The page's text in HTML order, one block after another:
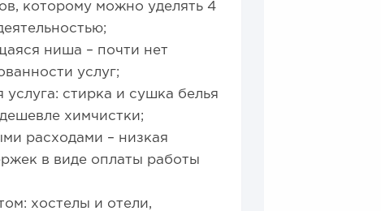
которому можно уделять 4
ниша – почти нет
услуг;
услуга: стирка и сушка белья
химчистки;
расходами – низкая
в виде оплаты работы
хостелы и отели,